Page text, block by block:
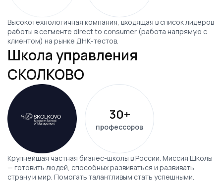
Высокотехнологичная компания, входящая в список лидеров
работы в сегменте direct to consumer (работа напрямую с
клиентом) на рынке ДНК-тестов.
Школа управления
СКОЛКОВО
30+
профессоров
Крупнейшая частная бизнес-школы в России. Миссия Школы
— готовить людей, способных развиваться и развивать
страну и мир. Помогать талантливым стать успешными.